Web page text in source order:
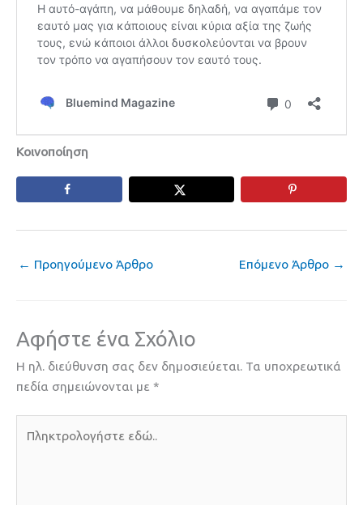
Κοινοποίηση
← Προηγούμενο Άρθρο Επόμενο Άρθρο →
Αφήστε ένα Σχόλιο
Η ηλ. διεύθυνση σας δεν δημοσιεύεται. Τα υποχρεωτικά
πεδία σημειώνονται με *
εδώ..